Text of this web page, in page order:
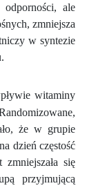
ale
zmniejsza
w syntezie
witaminy
że w grupie
dzień częstość
się
przyjmującą